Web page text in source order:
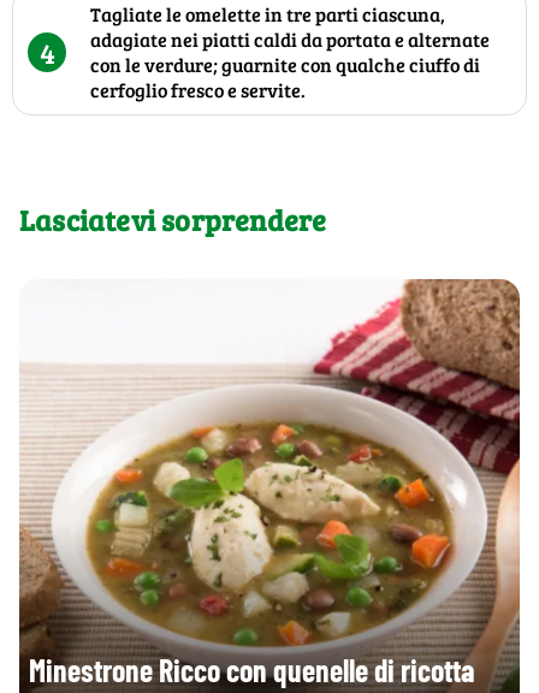
4
Tagliate le omelette in tre parti ciascuna,
adagiate nei piatti caldi da portata e alternate
con le verdure; guarnite con qualche ciuffo di
cerfoglio fresco e servite.
Lasciatevi sorprendere
Minestrone Ricco con quenelle di ricotta